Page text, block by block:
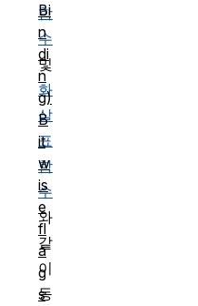
함
수
및
화
살
표
함
수
와
같
이
동
Bi
n
di
n
g)
B
it
w
is
e
fl
a
g
s